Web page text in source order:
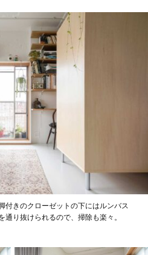
付きのクローゼットの下にはルンバス
り抜けられるので、掃除も楽々。